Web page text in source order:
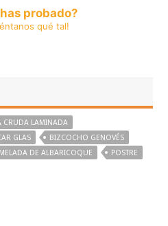
probado?
qué tal!
CRUDA LAMINADA
GLAS
BIZCOCHO GENOVÉS
DE ALBARICOQUE
POSTRE